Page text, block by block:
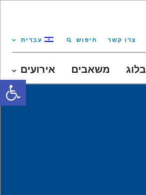
צרו קשר חיפוש עִברִית
בלוג משאבים אירועים